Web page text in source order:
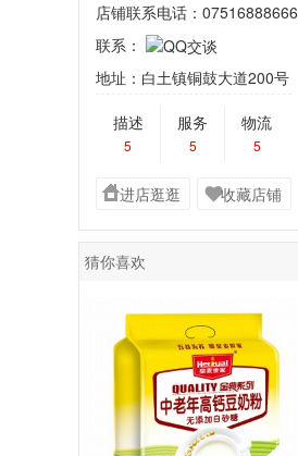
店铺联系电话：07516888666
联系：
地址：白土镇铜鼓大道200号
描述
5
服务
5
物流
5
进店逛逛 收藏店铺
猜你喜欢